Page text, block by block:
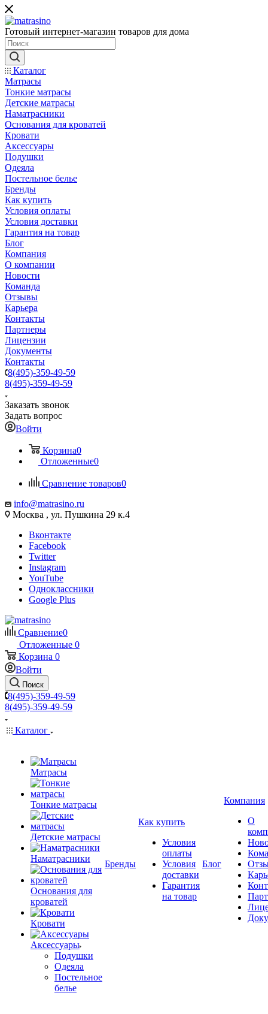
Готовый интернет-магазин товаров для дома
Каталог
Матрасы
Тонкие матрасы
Детские матрасы
Наматрасники
Основания для кроватей
Кровати
Аксессуары
Подушки
Одеяла
Постельное белье
Бренды
Как купить
Условия оплаты
Условия доставки
Гарантия на товар
Блог
Компания
О компании
Новости
Команда
Отзывы
Карьера
Контакты
Партнеры
Лицензии
Документы
Контакты
8(495)-359-49-59
8(495)-359-49-59
Заказать звонок
Задать вопрос
Войти
Корзина0
Отложенные0
Сравнение товаров0
info@matrasino.ru
Москва , ул. Пушкина 29 к.4
Вконтакте
Facebook
Twitter
Instagram
YouTube
Одноклассники
Google Plus
Сравнение0
Отложенные 0
Корзина 0
Войти
Поиск
8(495)-359-49-59
8(495)-359-49-59
Каталог
Матрасы
Тонкие матрасы
Детские матрасы
Наматрасники
Основания для
кроватей
Кровати
Аксессуары
Подушки
Одеяла
Постельное
белье
Бренды
Как купить
Условия
оплаты
Условия
доставки
Гарантия
на товар
Блог
Компания
О